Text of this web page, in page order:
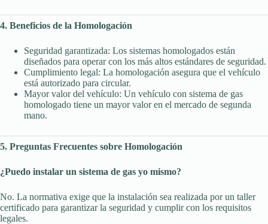
4. Beneficios de la Homologación
Seguridad garantizada: Los sistemas homologados están
diseñados para operar con los más altos estándares de seguridad.
Cumplimiento legal: La homologación asegura que el vehículo
está autorizado para circular.
Mayor valor del vehículo: Un vehículo con sistema de gas
homologado tiene un mayor valor en el mercado de segunda
mano.
5. Preguntas Frecuentes sobre Homologación
¿Puedo instalar un sistema de gas yo mismo?
No. La normativa exige que la instalación sea realizada por un taller
certificado para garantizar la seguridad y cumplir con los requisitos
legales.